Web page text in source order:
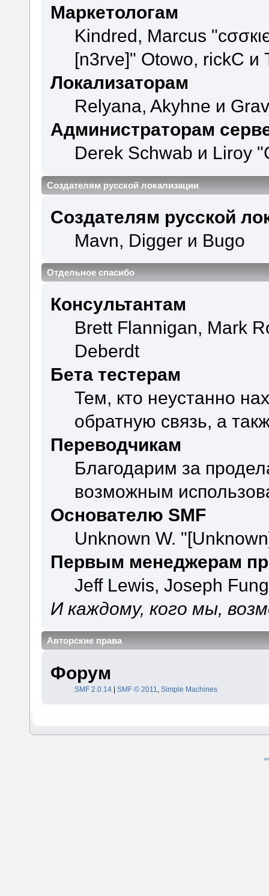
Маркетологам
Kindred, Marcus
[n3rve]" Otowo, rickC и
Локализаторам
Relyana, Akyhne и
Администраторам
Derek Schwab и Liroy
Создателям русской локализации
Создателям русской
Mavn, Digger и Bugo
Отдельное спасибо
Консультантам
Brett Flannigan, Mark
Deberdt
Бета тестерам
Тем, кто неустанно
обратную связь, а
Переводчикам
Благодарим за
возможным
Основателю SMF
Unknown W.
Первым менеджерам
Jeff Lewis, Joseph
И каждому, кого мы,
Авторские права
Форум
SMF 2.0.14| SMF © 2011 Simple Machines